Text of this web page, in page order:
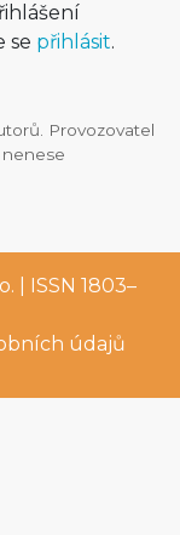
se přihlásit.
Provozovatel
| ISSN 1803–
údajů